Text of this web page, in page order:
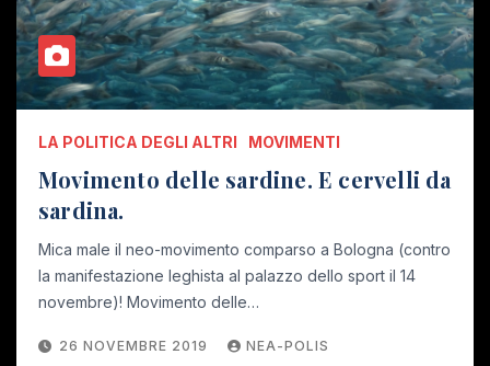
LA POLITICA DEGLI ALTRI MOVIMENTI
Movimento delle sardine. E cervelli da
sardina.
Mica male il neo-movimento comparso a Bologna (contro
la manifestazione leghista al palazzo dello sport il 14
novembre)! Movimento delle…
26 NOVEMBRE 2019 NEA-POLIS